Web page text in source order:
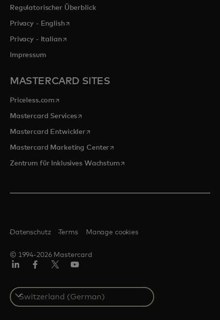
Regulatorischer Überblick
Privacy - Englishwird in einer neuen Registerkarte geöffnet
Privacy - Italianwird in einer neuen Registerkarte geöffnet
Impressum
MASTERCARD SITES
Priceless.com wird in einer neuen Registerkarte geöffnet
Mastercard Serviceswird in einer neuen Registerkarte geöffnet
Mastercard Entwicklerwird in einer neuen Registerkarte
Mastercard Marketing Centerwird in einer neuen
Zentrum für Inklusives Wachstumwird in einer neuen
© 1994-2026 Mastercard
Datenschutz Terms Manage cookies
Select
a
country